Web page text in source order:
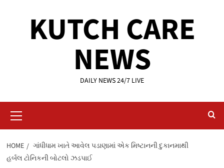
KUTCH CARE
NEWS
DAILY NEWS 24/7 LIVE
Menu
HOME
ગાંધીધામ ખાતે આવેલ પડાણામાં એક મિષ્ટાનની દુકાનમાથી
હર્બલ ટોનિકની બોટલો ઝડપાઈ